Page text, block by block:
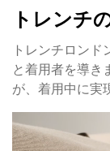
トレンチ
トレンチロン
と着用者を導き
が、着用中に実
動
画